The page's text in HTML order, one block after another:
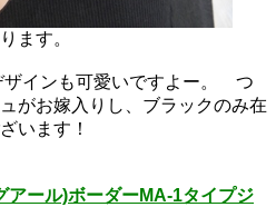
ます。
ザインも可愛いですよー。 つ
がお嫁入りし、ブラックのみ在
います！
アール)ボーダーMA-1タイプジ